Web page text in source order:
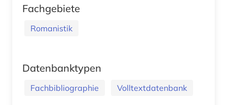
Fachgebiete
Romanistik
Datenbanktypen
Fachbibliographie Volltextdatenbank